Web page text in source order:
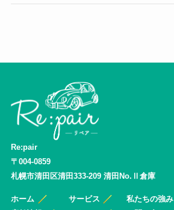
Re:pair
〒004-0859
札幌市清田区清田333-209 清田No.Ⅱ倉庫
ホーム サービス
私たちの強み